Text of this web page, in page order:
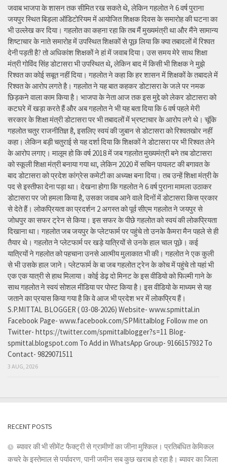
जवाब भाजपा के शासन तक सीमित रख सकते थे, लेकिन गहलोत ने 6 वर्ष पुराना
जयपुर स्थित बिड़ला ऑडिटोरियम में आयोजित शिक्षक दिवस के समारोह की घटना का
भी उल्लेख कर दिया। गहलोत का कहना रहा कि तब मैं मुख्यमंत्री था और मैंने सामान्य
शिष्टाचार के नाते समारोह में उपस्थित शिक्षकों से पूछ लिया कि क्या तबादलों में रिश्वत
देनी पड़ती है? तो अधिकांश शिक्षकों ने हां में जवाब दिया। उस समय मेरे साथ शिक्षा
मंत्री गोविंद सिंह डोटासरा भी उपस्थित थे, लेकिन बाद में किसी भी शिक्षक ने मुझे
रिश्वत का कोई सबूत नहीं दिया। गहलोत ने कहा कि हर शासन में शिक्षकों के तबादले में
रिश्वत के आरोप लगते है। गहलोत ने यह बात कहकर डोटासरा के जले पर नमक
छिड़कने वाला काम किया है। भाजपा के नेता आज तक इस मुद्दे को लेकर डोटासरा को
कटघरे में खड़ा करते हैं और अब गहलोत ने भी यह बता दिया कि 6 वर्ष पहले मेरी
सरकार के शिक्षा मंत्री डोटासरा पर भी तबादलों में भ्रष्टाचार के आरोप लगे थे। चूंकि
गहलोत चतुर राजनीतिज्ञ है, इसलिए स्वयं की जुबान से डोटासरा को रिश्वतखोर नहीं
कहा। लेकिन बड़ी चतुराई से यह दर्शा दिया कि शिक्षकों ने डोटासरा पर भी रिश्वत लेने
के आरोप लगाए। मालूम हो कि वर्ष 2018 में जब गहलोत मुख्यमंत्री बने तब डोटासरा
को स्कूली शिक्षा मंत्री बनाया गया था, लेकिन 2020 में सचिन पायलट की बगावत के
बाद डोटासरा को प्रदेश कांग्रेस कमेटी का अध्यक्ष बना दिया। तब उन्हें शिक्षा मंत्री के
पद से इस्तीफा देना पड़ा था। देखना होगा कि गहलोत ने 6 वर्ष पुराना मामला उठाकर
डोटासरा पर जो हमला किया है, उसका जवाब आने वाले दिनों में डोटासरा किस प्रकार
से देते हैं। लोकप्रियता का प्रदर्शन 2 अगस्त को पूर्व सीएम गहलोत ने जयपुर से
जोधपुर का सफर ट्रेन से किया। इस सफर के पीछे गहलोत को स्वयं की लोकप्रियता
दिखाना था। गहलोत जब जयपुर के प्लेटफार्म पर पहुंचे तो उनके कैमरा मैन पहले से ही
तैयार थे। गहलोत ने प्लेटफार्म पर खड़े यात्रियों से उनके हाल चाल पूछे। कई
यात्रियों ने गहलोत को पहचाना उनसे आत्मीय मुलाकात भी की। गहलोत ने एक कुली
से भी उसके हाल जाने। प्लेटफार्म के बा जब गहलोत ट्रेन के कोच में पहुंचे तो यहां भी
एक एक यात्री से हाथ मिलाया। कोई डेढ़ दो मिनट के इस वीडियो को फिल्मी गाने के
साथ गहलोत ने स्वयं सोशल मीडिया पर पोस्ट किया है। इस वीडियो के माध्यम से यह
जताने का प्रयास किया गया है कि वे आज भी प्रदेश भर में लोकप्रिय हैं।
S.P.MITTAL BLOGGER ( 03-08-2026) Website- www.spmittal.in
Facebook Page- www.facebook.com/SPMittalblog Follow me on
Twitter- https://twitter.com/spmittalblogger?s=11 Blog-
spmittal.blogspot.com To Add in WhatsApp Group- 9166157932 To
Contact- 9829071511
3 AUG, 2026
RECENT POSTS
ब्यावर की भी सीमेंट फैक्ट्री से ग्रामीणों का जीना मुश्किल। प्रतिबंधित केमिकल
कचरे के इस्तेमाल से पर्यावरण, पानी जमीन सब कुछ खराब हो रहा है। ब्यावर का जिला